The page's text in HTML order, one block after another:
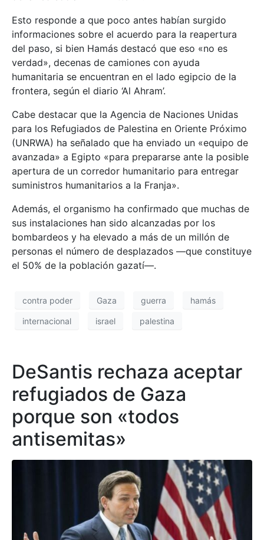
Esto responde a que poco antes habían surgido
informaciones sobre el acuerdo para la reapertura
del paso, si bien Hamás destacó que eso «no es
verdad», decenas de camiones con ayuda
humanitaria se encuentran en el lado egipcio de la
frontera, según el diario ‘Al Ahram’.
Cabe destacar que la Agencia de Naciones Unidas
para los Refugiados de Palestina en Oriente Próximo
(UNRWA) ha señalado que ha enviado un «equipo de
avanzada» a Egipto «para prepararse ante la posible
apertura de un corredor humanitario para entregar
suministros humanitarios a la Franja».
Además, el organismo ha confirmado que muchas de
sus instalaciones han sido alcanzadas por los
bombardeos y ha elevado a más de un millón de
personas el número de desplazados —que constituye
el 50% de la población gazatí—.
contra poder Gaza guerra hamás
internacional israel palestina
DeSantis rechaza aceptar
refugiados de Gaza
porque son «todos
antisemitas»